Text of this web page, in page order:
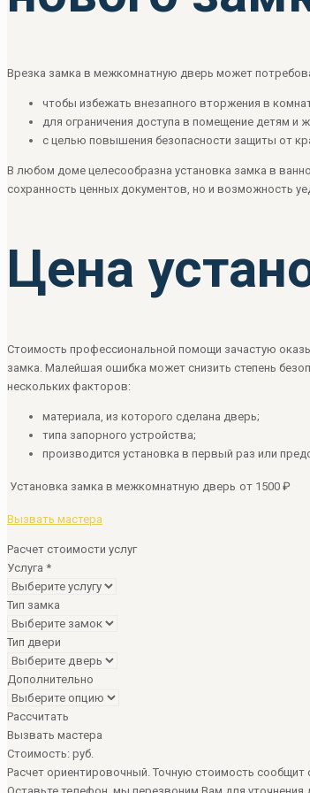
Врезка замка в межкомнатную дверь может
чтобы избежать внезапного вторжения в
для ограничения доступа в помещение детям и
с целью повышения безопасности защиты от
В любом доме целесообразна установка замка в
сохранность ценных документов, но и возможность
Цена
Стоимость профессиональной помощи зачастую
замка. Малейшая ошибка может снизить степень
нескольких факторов:
материала, из которого сделана дверь;
типа запорного устройства;
производится установка в первый раз или
Установка замка в межкомнатную дверь от 1500 ₽
Вызвать мастера
Расчет стоимости услуг
Услуга *
Тип замка
Тип двери
Дополнительно
Рассчитать
Вызвать мастера
Стоимость: руб.
Расчет ориентировочный. Точную стоимость сообщит